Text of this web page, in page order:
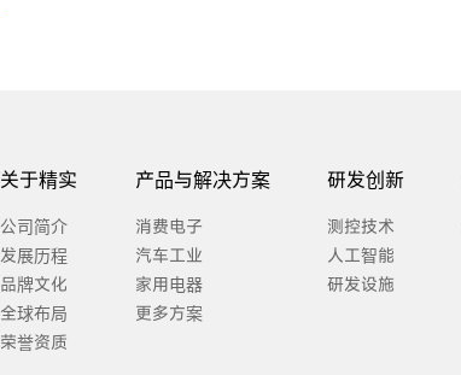
关于精实
公司简介
发展历程
品牌文化
全球布局
荣誉资质
产品与解决方案
消费电子
汽车工业
家用电器
更多方案
研发创新
测控技术
人工智能
研发设施